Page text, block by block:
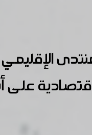
الإقليمي